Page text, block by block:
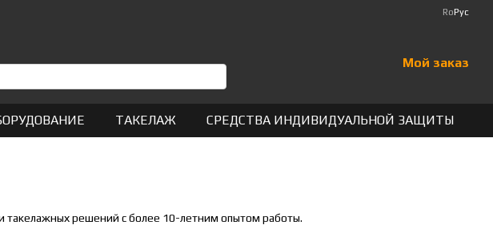
RoРус
Мой заказ
ТАКЕЛАЖ СРЕДСТВА ИНДИВИДУАЛЬНОЙ ЗАЩИТЫ
решений с более 10-летним опытом работы.